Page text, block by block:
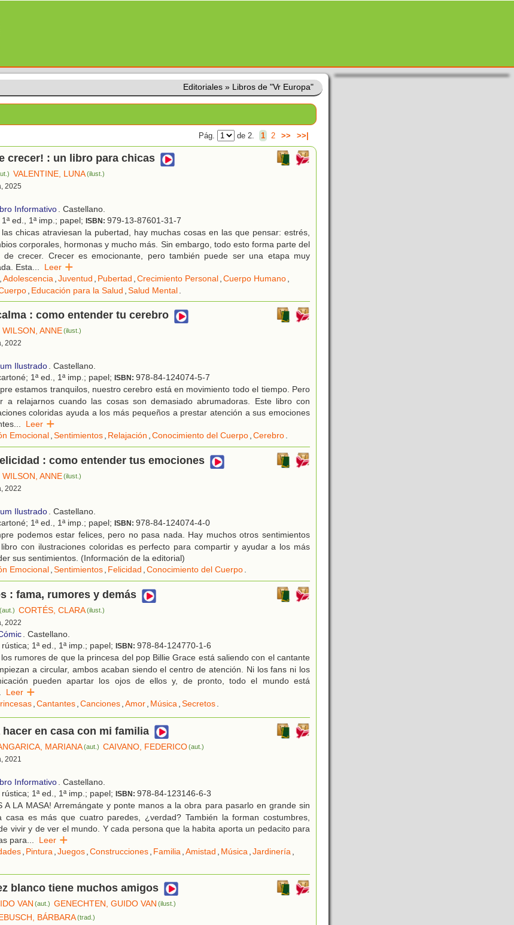
Editoriales » Libros de "Vr Europa"
Pág. de 2. 1 2 >> >>|
crecer! : un libro para chicas
VALENTINE, LUNA(ilust.)
2025
Informativo. Castellano.
ed., 1ª imp.; papel; ISBN: 979-13-87601-31-7
chicas atraviesan la pubertad, hay muchas cosas en las que pensar: estrés,
corporales, hormonas y mucho más. Sin embargo, todo esto forma parte del
de crecer. Crecer es emocionante, pero también puede ser una etapa muy
Esta... Leer
,Adolescencia,Juventud , Pubertad ,Crecimiento Personal,Cuerpo Humano,
, Educación para la Salud ,Salud Mental.
: como entender tu cerebro
WILSON, ANNE(ilust.)
2022
Ilustrado. Castellano.
1ª ed., 1ª imp.; papel; ISBN: 978-84-124074-5-7
estamos tranquilos, nuestro cerebro está en movimiento todo el tiempo. Pero
a relajarnos cuando las cosas son demasiado abrumadoras. Este libro con
coloridas ayuda a los más pequeños a prestar atención a sus emociones
... Leer
Emocional,Sentimientos, Relajación ,Conocimiento del Cuerpo,Cerebro.
: como entender tus emociones
WILSON, ANNE(ilust.)
2022
Ilustrado. Castellano.
1ª ed., 1ª imp.; papel; ISBN: 978-84-124074-4-0
podemos estar felices, pero no pasa nada. Hay muchos otros sentimientos
con ilustraciones coloridas es perfecto para compartir y ayudar a los más
sus sentimientos. (Información de la editorial)
Emocional,Sentimientos, Felicidad ,Conocimiento del Cuerpo.
: fama, rumores y demás
(aut.) CORTÉS, CLARA(ilust.)
2022
. Castellano.
1ª ed., 1ª imp.; papel; ISBN: 978-84-124770-1-6
rumores de que la princesa del pop Billie Grace está saliendo con el cantante
a circular, ambos acaban siendo el centro de atención. Ni los fans ni los
pueden apartar los ojos de ellos y, de pronto, todo el mundo está
Leer
,Cantantes,Canciones,Amor, Música,Secretos.
hacer en casa con mi familia
MARIANA(aut.) CAIVANO, FEDERICO(aut.)
2021
Informativo. Castellano.
1ª ed., 1ª imp.; papel; ISBN: 978-84-123146-6-3
A LA MASA! Arremángate y ponte manos a la obra para pasarlo en grande sin
casa es más que cuatro paredes, ¿verdad? También la forman costumbres,
vivir y de ver el mundo. Y cada persona que la habita aporta un pedacito para
para... Leer
, Pintura,Juegos,Construcciones, Familia,Amistad , Música,Jardinería,
blanco tiene muchos amigos
VAN (aut.) GENECHTEN, GUIDO VAN (ilust.)
BÁRBARA(trad.)